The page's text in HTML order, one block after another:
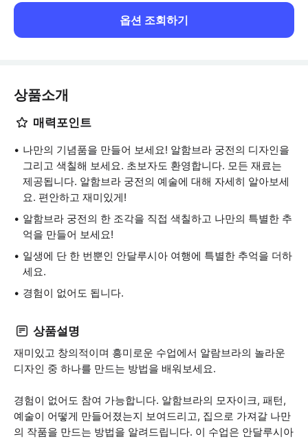
옵션 조회하기
상품소개
매력포인트
나만의 기념품을 만들어 보세요! 알함브라 궁전의 디자인을
그리고 색칠해 보세요. 초보자도 환영합니다. 모든 재료는
제공됩니다. 알함브라 궁전의 예술에 대해 자세히 알아보세
요. 편안하고 재미있게!
알함브라 궁전의 한 조각을 직접 색칠하고 나만의 특별한 추
억을 만들어 보세요!
일생에 단 한 번뿐인 안달루시아 여행에 특별한 추억을 더하
세요.
경험이 없어도 됩니다.
상품설명
재미있고 창의적이며 흥미로운 수업에서 알람브라의 놀라운
디자인 중 하나를 만드는 방법을 배워보세요.
경험이 없어도 참여 가능합니다. 알함브라의 모자이크, 패턴,
예술이 어떻게 만들어졌는지 보여드리고, 집으로 가져갈 나만
의 작품을 만드는 방법을 알려드립니다. 이 수업은 안달루시아